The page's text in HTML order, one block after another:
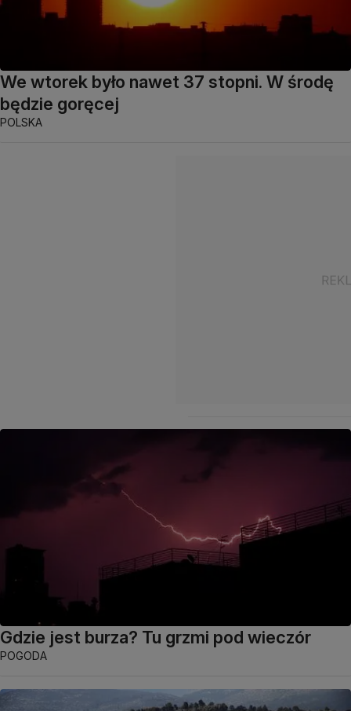
We wtorek było nawet 37 stopni. W środę
będzie goręcej
POLSKA
Gdzie jest burza? Tu grzmi pod wieczór
POGODA